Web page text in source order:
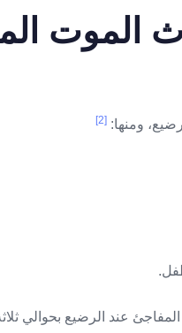
الموت
ومنها: [2]